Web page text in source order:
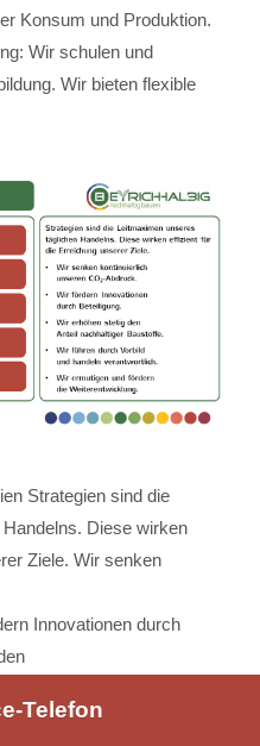
Konsum und Produktion.
Wir schulen und
Wir bieten flexible
Strategien sind die
Diese wirken
Ziele. Wir senken
Innovationen durch
und fördern die
Telefon